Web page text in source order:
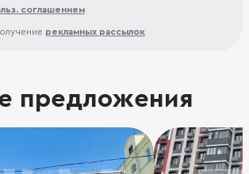
соглашением
рекламных рассылок
предложения